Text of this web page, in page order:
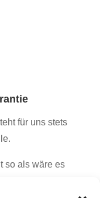
für uns stets
so als wäre es